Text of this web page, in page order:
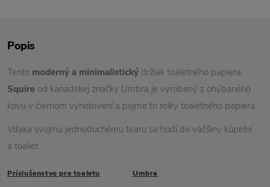
Popis
Tento moderný a minimalistický držiak toaletného papiera
Squire od kanadskej značky Umbra je vyrobený z ohýbaného
kovu v čiernom vyhotovení a pojme tri rolky toaletného papiera.
Vďaka svojmu jednoduchému tvaru sa hodí do väčšiny kúpeľní
a toaliet.
Príslušenstvo pre toaletu Umbra